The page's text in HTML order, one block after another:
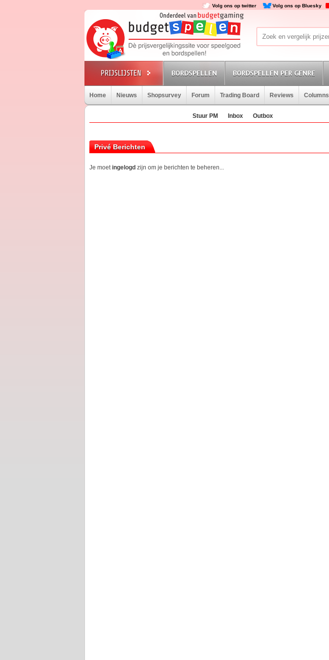
Volg ons op twitter Volg ons op Bluesky
BORDSPELLEN BORDSPELLEN PER GENRE
Home Nieuws Shopsurvey Forum Trading Board Reviews Columns
Stuur PM Inbox Outbox
Privé Berichten
Je moetingelogd zijn om je berichten te beheren...